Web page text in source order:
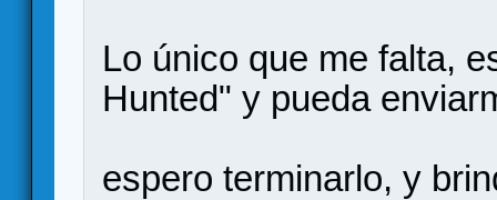
Lo único que me falta,
Hunted" y pueda
espero terminarlo, y